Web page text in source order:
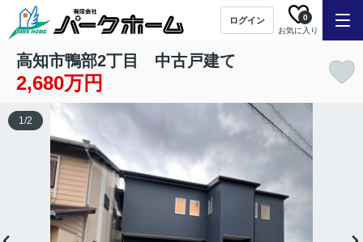
ログイン
お気に入り
0
高知市鴨部2丁目 中古戸建て
2,680万円
1/2